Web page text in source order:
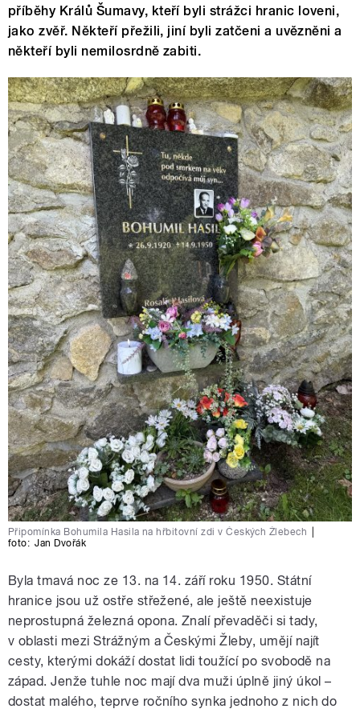
příběhy Králů Šumavy, kteří byli strážci hranic loveni,
jako zvěř. Někteří přežili, jiní byli zatčeni a uvězněni a
někteří byli nemilosrdně zabiti.
Připomínka Bohumila Hasila na hřbitovní zdi v Českých Žlebech
foto: Jan Dvořák
Byla tmavá noc ze 13. na 14. září roku 1950. Státní
hranice jsou už ostře střežené, ale ještě neexistuje
neprostupná železná opona. Znalí převaděči si tady,
v oblasti mezi Strážným a Českými Žleby, umějí najít
cesty, kterými dokáží dostat lidi toužící po svobodě na
západ. Jenže tuhle noc mají dva muži úplně jiný úkol –
dostat malého, teprve ročního synka jednoho z nich do